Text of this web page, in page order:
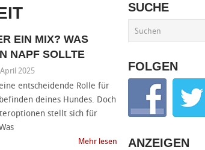
EIN MIX? WAS
NAPF SOLLTE
2025
entscheidende Rolle für
deines Hundes. Doch
stellt sich für
Mehr lesen
SUCHE
FOLGEN
ANZEIGEN